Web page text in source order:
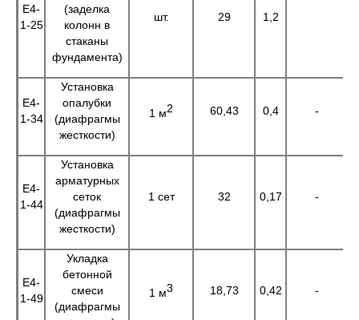
Е4-
1-25
(заделка
колонн в
стаканы
фундамента)
шт. 29 1,2
Е4-
1-34
Установка
опалубки
(диафрагмы
жесткости)
1 м2 60,43 0,4 -
Е4-
1-44
Установка
арматурных
сеток
(диафрагмы
жесткости)
1 сет 32 0,17 -
Е4-
1-49
Укладка
бетонной
смеси
(диафрагмы
1 м3 18,73 0,42 -